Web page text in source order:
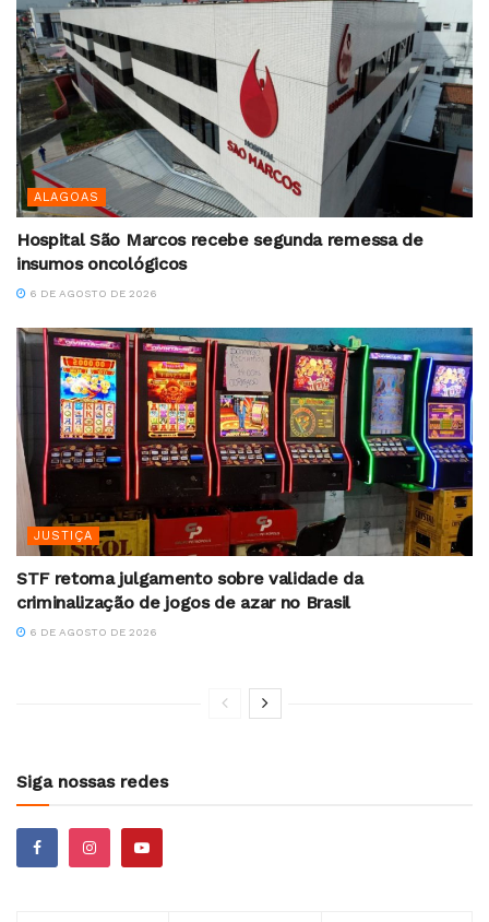
ALAGOAS
Hospital São Marcos recebe segunda remessa de
insumos oncológicos
6 DE AGOSTO DE 2026
JUSTIÇA
STF retoma julgamento sobre validade da
criminalização de jogos de azar no Brasil
6 DE AGOSTO DE 2026
Siga nossas redes